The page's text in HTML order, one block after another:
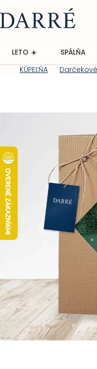
na
obsah
LETO ☀️ SPÁLŇA
KÚPEĽŇA